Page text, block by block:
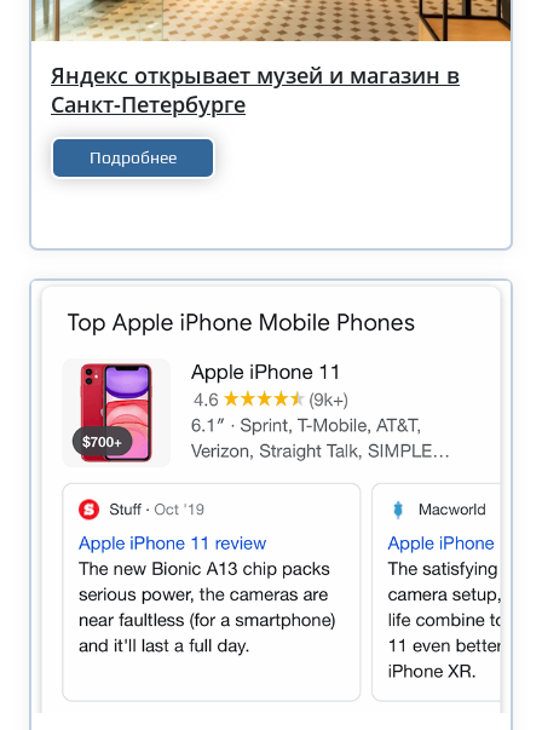
Яндекс открывает музей и магазин в
Санкт-Петербурге
Подробнее